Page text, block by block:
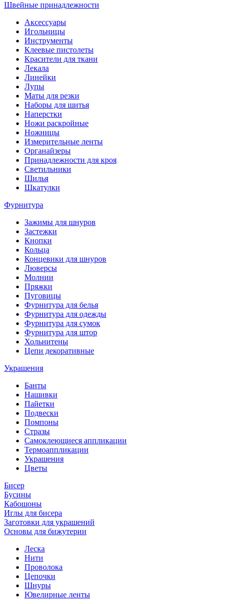
Швейные принадлежности
Аксессуары
Игольницы
Инструменты
Клеевые пистолеты
Красители для ткани
Лекала
Линейки
Лупы
Маты для резки
Наборы для шитья
Наперстки
Ножи раскройные
Ножницы
Измерительные ленты
Органайзеры
Принадлежности для кроя
Светильники
Шилья
Шкатулки
Фурнитура
Зажимы для шнуров
Застежки
Кнопки
Кольца
Концевики для шнуров
Люверсы
Молнии
Пряжки
Пуговицы
Фурнитура для белья
Фурнитура для одежды
Фурнитура для сумок
Фурнитура для штор
Хольнитены
Цепи декоративные
Украшения
Банты
Нашивки
Пайетки
Подвески
Помпоны
Стразы
Самоклеющиеся аппликации
Термоаппликации
Украшения
Цветы
Бисер
Бусины
Кабошоны
Иглы для бисера
Заготовки для украшений
Основы для бижутерии
Леска
Нити
Проволока
Цепочки
Шнуры
Ювелирные ленты